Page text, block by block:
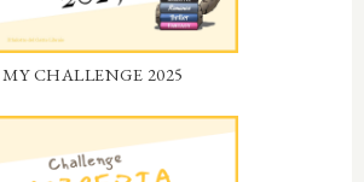
MY CHALLENGE 2025